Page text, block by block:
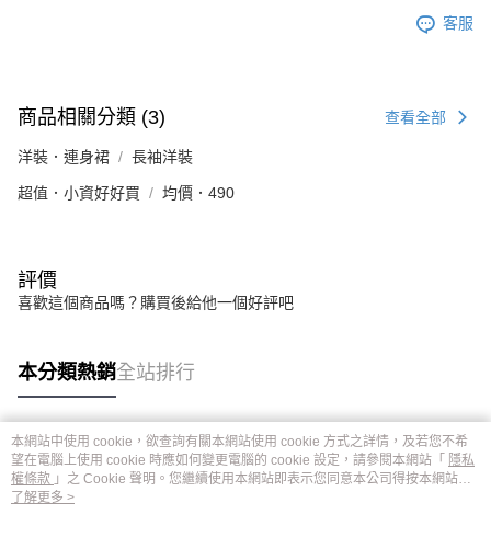
客服
商品相關分類 (3) 查看全部
洋裝．連身裙 長袖洋裝
超值．小資好好買 均價．490
評價
喜歡這個商品嗎？購買後給他一個好評吧
本分類熱銷全站排行
熱門標籤
本網站中使用 cookie，欲查詢有關本網站使用 cookie 方式之詳情，及若您不希
望在電腦上使用 cookie 時應如何變更電腦的 cookie 設定，請參閱本網站「 隱私
權條款 」之 Cookie 聲明。您繼續使用本網站即表示您同意本公司得按本網站使
用條款之 Cookie 聲明使用 cookie。
了解更多 >